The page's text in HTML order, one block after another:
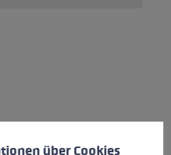
you the best possible experience.
über Cookies